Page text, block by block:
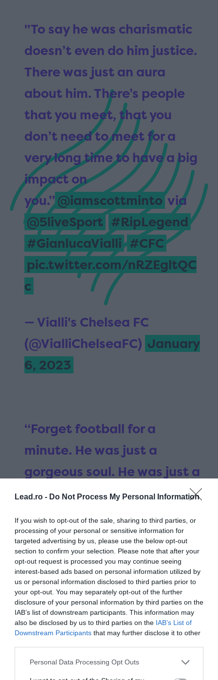
Lead.ro - Do Not Process My Personal Information
If you wish to opt-out of the sale, sharing to third parties, or
processing of your personal or sensitive information for
targeted advertising by us, please use the below opt-out
section to confirm your selection. Please note that after your
opt-out request is processed you may continue seeing
interest-based ads based on personal information utilized by
us or personal information disclosed to third parties prior to
your opt-out. You may separately opt-out of the further
disclosure of your personal information by third parties on the
IAB’s list of downstream participants. This information may
also be disclosed by us to third parties on the IAB’s List of
Downstream Participants that may further disclose it to other
Personal Data Processing Opt Outs
"To say he was charismatic
doesn’t even do him justice.
There was just an aura
about him. There’s people
that you meet, that you
don’t need to meet for a
very long time to have a big
impact on
you.”@iamscottmintovia
@5liveSport #RipLegend
#GianlucaVialli #CFC
pic.twitter.com/nRZEgltQC
c
— Vialli's Chelsea FC
(@VialliChelseaFC) January
6, 2023
“Forget football for a
minute. He was just a
gorgeous soul. He was just a
truly nice human being. I
went to Italy when I was 31
years old and he was 20,
and he was just fabulous to
be around. He was such a
warm individual and a
fabulous player.”
Graeme Souness via
@SkySportsNews